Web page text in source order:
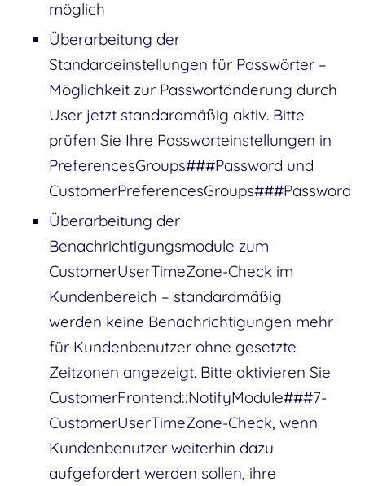
möglich
Überarbeitung der
Standardeinstellungen für Passwörter –
Möglichkeit zur Passwortänderung durch
User jetzt standardmäßig aktiv. Bitte
prüfen Sie Ihre Passworteinstellungen in
PreferencesGroups###Password und
CustomerPreferencesGroups###Password
Überarbeitung der
Benachrichtigungsmodule zum
CustomerUserTimeZone-Check im
Kundenbereich – standardmäßig
werden keine Benachrichtigungen mehr
für Kundenbenutzer ohne gesetzte
Zeitzonen angezeigt. Bitte aktivieren Sie
CustomerFrontend::NotifyModule###7-
CustomerUserTimeZone-Check, wenn
Kundenbenutzer weiterhin dazu
aufgefordert werden sollen, ihre